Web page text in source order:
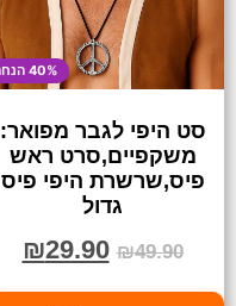
40% הנחה
סט היפי לגבר מפואר:
משקפיים,סרט ראש
פיס,שרשרת היפי פיס
גדול
₪49.90
₪29.90